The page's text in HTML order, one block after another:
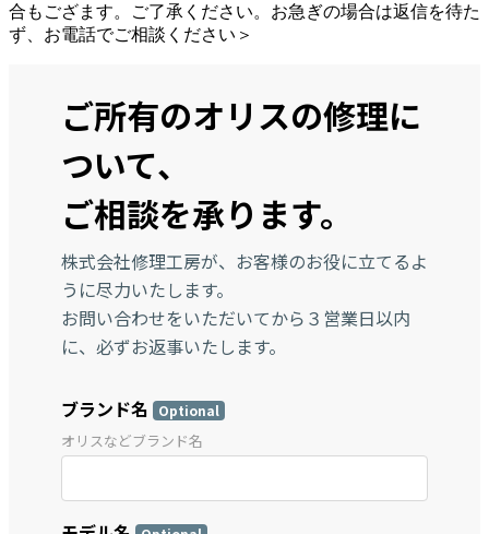
合もござます。ご了承ください。お急ぎの場合は返信を待た
ず、お電話でご相談ください＞